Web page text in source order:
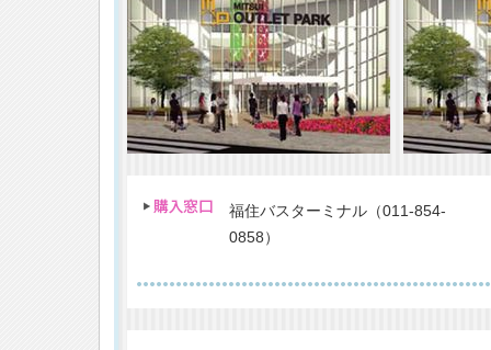
福住バスターミナル（011-854-
0858）